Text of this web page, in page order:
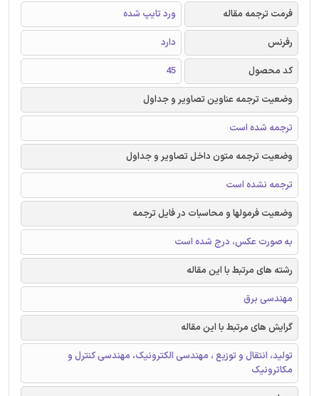
فرمت ترجمه مقاله
ورد تایپ شده
رفرنس
دارد
کد محصول
45
وضعیت ترجمه عناوین تصاویر و جداول
ترجمه شده است
وضعیت ترجمه متون داخل تصاویر و جداول
ترجمه نشده است
وضعیت فرمولها و محاسبات در فایل ترجمه
به صورت عکس، درج شده است
رشته های مرتبط با این مقاله
مهندسی برق
گرایش های مرتبط با این مقاله
تولید، انتقال و توزیع ، مهندسی الکترونیک، مهندسی کنترل و
مکاترونیک